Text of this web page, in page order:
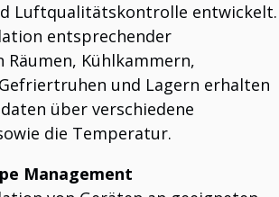
Luftqualitätskontrolle entwickelt.
entsprechender
Räumen, Kühlkammern,
und Lagern erhalten
über verschiedene
die Temperatur.
Management